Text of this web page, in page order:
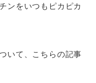
ンをいつもピカピカ
いて、こちらの記事